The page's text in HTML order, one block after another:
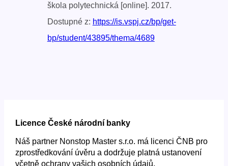
škola polytechnická [online]. 2017.
Dostupné z: https://is.vspj.cz/bp/get-
bp/student/43895/thema/4689
Licence České národní banky
Náš partner Nonstop Master s.r.o. má licenci ČNB pro
zprostředkování úvěru a dodržuje platná ustanovení
včetně ochrany vašich osobních údajů.